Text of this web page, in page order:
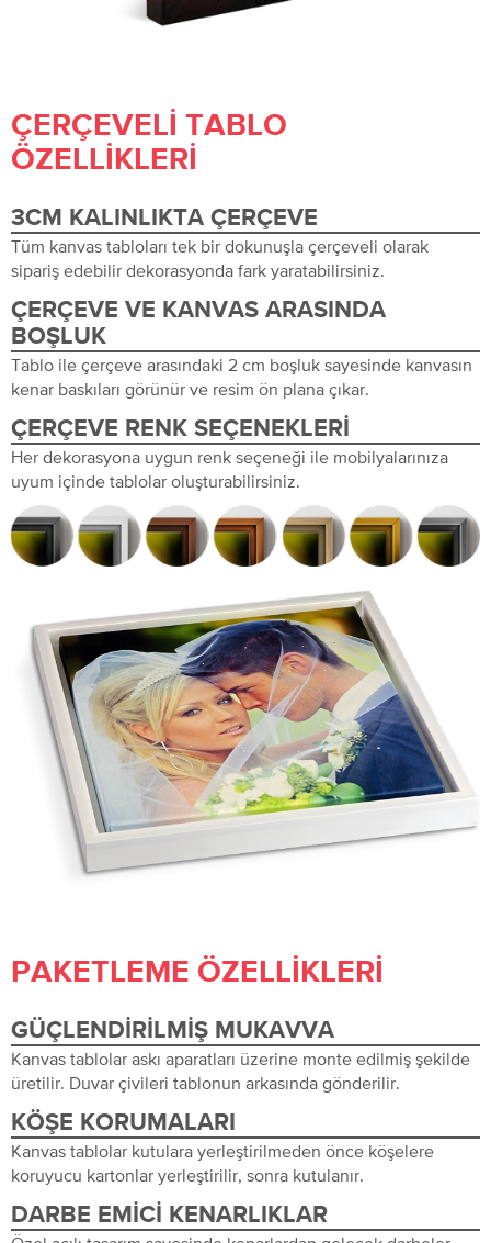
ÇERÇEVELI TABLO
ÖZELLIKLERI
3CM KALINLIKTA ÇERÇEVE
Tüm kanvas tabloları tek bir dokunuşla çerçeveli olarak
sipariş edebilir dekorasyonda fark yaratabilirsiniz.
ÇERÇEVE VE KANVAS ARASINDA
BOŞLUK
Tablo ile çerçeve arasındaki 2 cm boşluk sayesinde kanvasın
kenar baskıları görünür ve resim ön plana çıkar.
ÇERÇEVE RENK SEÇENEKLERI
Her dekorasyona uygun renk seçeneği ile mobilyalarınıza
uyum içinde tablolar oluşturabilirsiniz.
PAKETLEME ÖZELLIKLERI
GÜÇLENDIRILMIŞ MUKAVVA
Kanvas tablolar askı aparatları üzerine monte edilmiş şekilde
üretilir. Duvar çivileri tablonun arkasında gönderilir.
KÖŞE KORUMALARI
Kanvas tablolar kutulara yerleştirilmeden önce köşelere
koruyucu kartonlar yerleştirilir, sonra kutulanır.
DARBE EMICI KENARLIKLAR